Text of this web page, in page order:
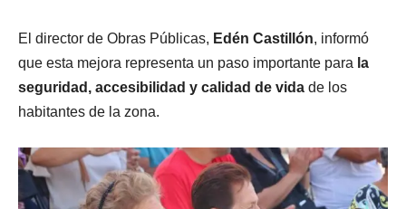
El director de Obras Públicas, Edén Castillón, informó
que esta mejora representa un paso importante para la
seguridad, accesibilidad y calidad de vida de los
habitantes de la zona.